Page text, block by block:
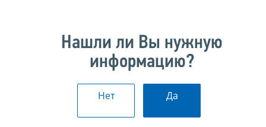
Нашли ли Вы нужную
информацию?
Нет Да